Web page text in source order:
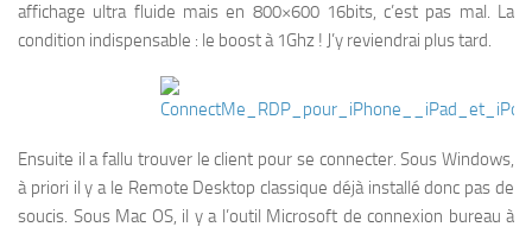
affichage ultra fluide mais en 800×600 16bits, c’est pas mal. La
condition indispensable : le boost à 1Ghz ! J’y reviendrai plus tard.
Ensuite il a fallu trouver le client pour se connecter. Sous Windows,
à priori il y a le Remote Desktop classique déjà installé donc pas de
soucis. Sous Mac OS, il y a l’outil Microsoft de connexion bureau à